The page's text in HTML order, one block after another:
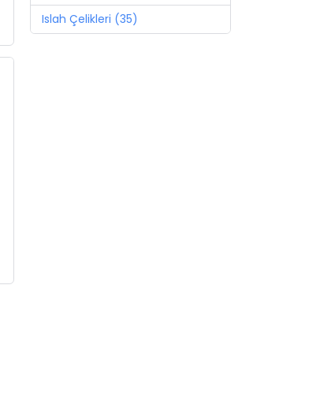
Islah Çelikleri (35)